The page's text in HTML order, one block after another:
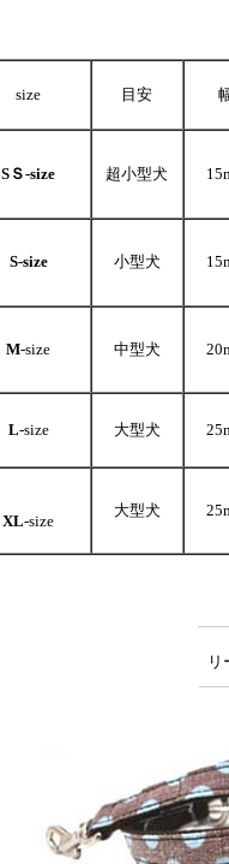
size 目安
SＳ-size 超小型犬
S-size 小型犬
M-size 中型犬
L-size 大型犬
XL-size
大型犬
リ